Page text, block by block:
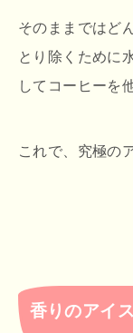
そのままではど
とり除くために
してコーヒーを
これで、究極の
香りのアイ